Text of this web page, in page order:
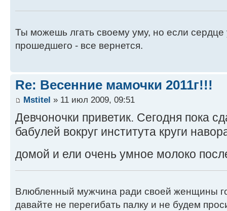
Ты можешь лгать своему уму, но если сердце
прошедшего - все вернется.
Re: Весенние мамочки 2011г!!!
Mstitel » 11 июл 2009, 09:51
Девчоночки приветик. Сегодня пока
бабулей вокруг института круги
домой и ели очень умное молоко
Влюбленный мужчина ради своей женщины
давайте не перегибать палку и не будем